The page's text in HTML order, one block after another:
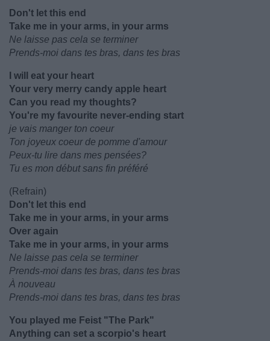
Don't let this end ‬
Take me in your arms, in your arms
Ne laisse pas cela se terminer
Prends-moi dans tes bras, dans tes bras
I will eat your heart
Your very merry candy apple heart
Can you read my thoughts?
You're my favourite never-ending start
je vais manger ton coeur
Ton joyeux coeur de pomme d'amour
Peux-tu lire dans mes pensées?
Tu es mon début sans fin préféré
(Refrain)
Don't let this end
Take me in your arms, in your arms
Over again
Take me in your arms, in your arms
Ne laisse pas cela se terminer
Prends-moi dans tes bras, dans tes bras
À nouveau
Prends-moi dans tes bras, dans tes bras
You played me Feist "The Park"
Anything can set a scorpio's heart